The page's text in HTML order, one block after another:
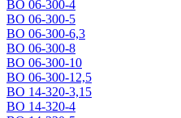
ВО 06-300-4
ВО 06-300-5
ВО 06-300-6,3
ВО 06-300-8
ВО 06-300-10
ВО 06-300-12,5
ВО 14-320-3,15
ВО 14-320-4